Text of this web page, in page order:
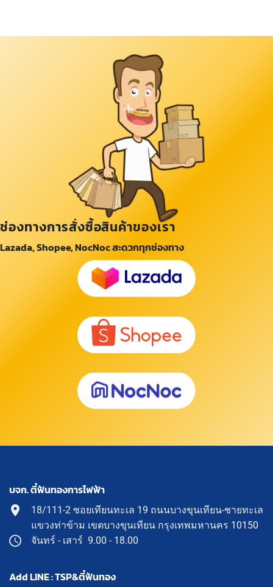
ช่องทางการสั่งซื้อสินค้าของเรา
Lazada, Shopee, NocNoc สะดวกทุกช่องทาง
บจก. ตี๋ฟันทองการไฟฟ้า
18/111-2 ซอยเทียนทะเล 19 ถนนบางขุนเทียน-ชายทะเล
แขวงท่าข้าม เขตบางขุนเทียน กรุงเทพมหานคร 10150
จันทร์ - เสาร์ 9.00 - 18.00
Add LINE : TSP&ตี๋ฟันทอง